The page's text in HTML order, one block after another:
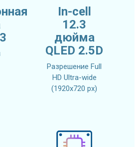
In-cell
12.3
дюйма
QLED 2.5D
Разрешение Full
HD Ultra-wide
(1920x720 px)